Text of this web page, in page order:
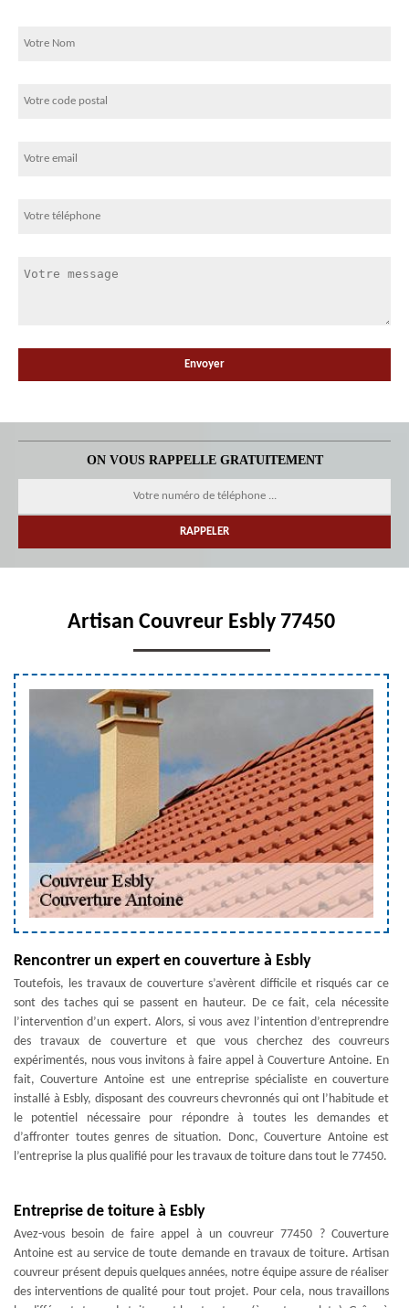
ON VOUS RAPPELLE GRATUITEMENT
Artisan Couvreur Esbly 77450
Rencontrer un expert en couverture à Esbly
Toutefois, les travaux de couverture s’avèrent difficile et risqués car ce
sont des taches qui se passent en hauteur. De ce fait, cela nécessite
l’intervention d’un expert. Alors, si vous avez l’intention d’entreprendre
des travaux de couverture et que vous cherchez des couvreurs
expérimentés, nous vous invitons à faire appel à Couverture Antoine. En
fait, Couverture Antoine est une entreprise spécialiste en couverture
installé à Esbly, disposant des couvreurs chevronnés qui ont l’habitude et
le potentiel nécessaire pour répondre à toutes les demandes et
d’affronter toutes genres de situation. Donc, Couverture Antoine est
l’entreprise la plus qualifié pour les travaux de toiture dans tout le 77450.
Entreprise de toiture à Esbly
Avez-vous besoin de faire appel à un couvreur 77450 ? Couverture
Antoine est au service de toute demande en travaux de toiture. Artisan
couvreur présent depuis quelques années, notre équipe assure de réaliser
des interventions de qualité pour tout projet. Pour cela, nous travaillons